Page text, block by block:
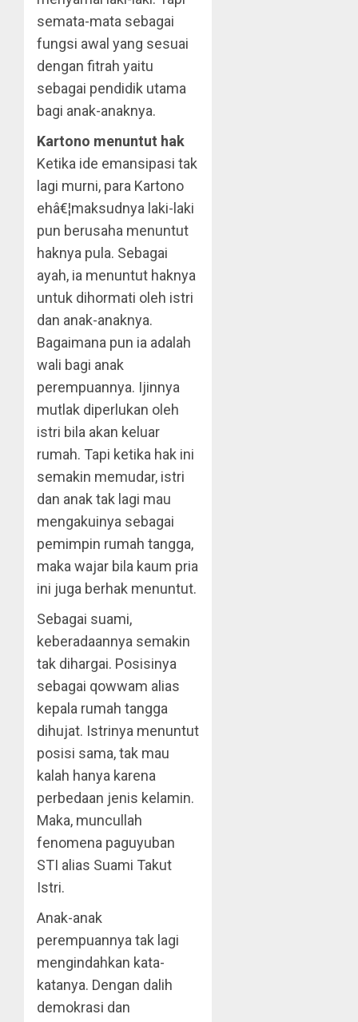
semata-mata sebagai
fungsi awal yang sesuai
dengan fitrah yaitu
sebagai pendidik utama
bagi anak-anaknya.
Kartono menuntut hak
Ketika ide emansipasi tak
lagi murni, para Kartono
ehâ€¦maksudnya laki-laki
pun berusaha menuntut
haknya pula. Sebagai
ayah, ia menuntut haknya
untuk dihormati oleh istri
dan anak-anaknya.
Bagaimana pun ia adalah
wali bagi anak
perempuannya. Ijinnya
mutlak diperlukan oleh
istri bila akan keluar
rumah. Tapi ketika hak ini
semakin memudar, istri
dan anak tak lagi mau
mengakuinya sebagai
pemimpin rumah tangga,
maka wajar bila kaum pria
ini juga berhak menuntut.
Sebagai suami,
keberadaannya semakin
tak dihargai. Posisinya
sebagai qowwam alias
kepala rumah tangga
dihujat. Istrinya menuntut
posisi sama, tak mau
kalah hanya karena
perbedaan jenis kelamin.
Maka, muncullah
fenomena paguyuban
STI alias Suami Takut
Istri.
Anak-anak
perempuannya tak lagi
mengindahkan kata-
katanya. Dengan dalih
demokrasi dan